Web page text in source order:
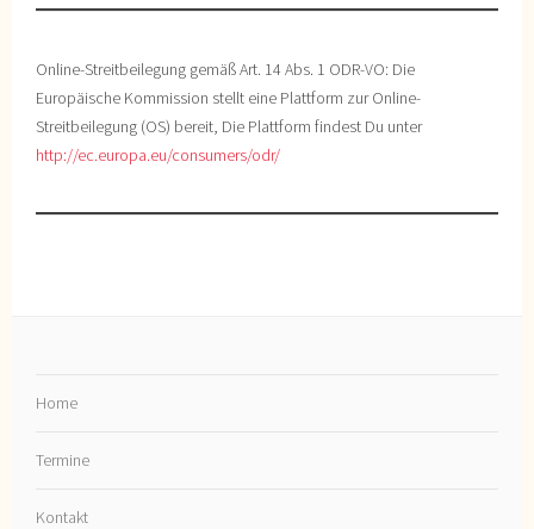
Online-Streitbeilegung gemäß Art. 14 Abs. 1 ODR-VO: Die
Europäische Kommission stellt eine Plattform zur Online-
Streitbeilegung (OS) bereit, Die Plattform findest Du unter
http://ec.europa.eu/consumers/odr/
Home
Termine
Kontakt